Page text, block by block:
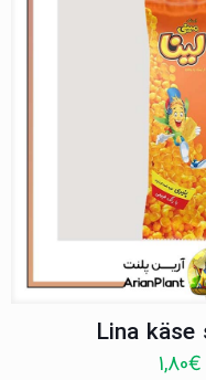
Lina käse
1,80€